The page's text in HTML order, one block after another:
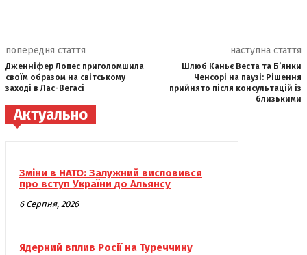
попередня стаття
Дженніфер Лопес приголомшила
своїм образом на світському
заході в Лас-Вегасі
наступна стаття
Шлюб Каньє Веста та Б’янки
Ченсорі на паузі: Рішення
прийнято після консультацій із
близькими
Актуально
Зміни в НАТО: Залужний висловився
про вступ України до Альянсу
6 Серпня, 2026
Ядерний вплив Росії на Туреччину